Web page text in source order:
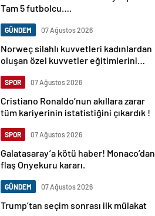
Tam 5 futbolcu….
GÜNDEM 07 Ağustos 2026
Norweç silahlı kuvvetleri kadınlardan
oluşan özel kuvvetler eğitimlerini
SPOR 07 Ağustos 2026
Cristiano Ronaldo’nun akıllara zarar
tüm kariyerinin istatistiğini çıkardık !
SPOR 07 Ağustos 2026
Galatasaray’a kötü haber! Monaco’dan
flaş Onyekuru kararı.
GÜNDEM 07 Ağustos 2026
Trump’tan seçim sonrası ilk mülakat